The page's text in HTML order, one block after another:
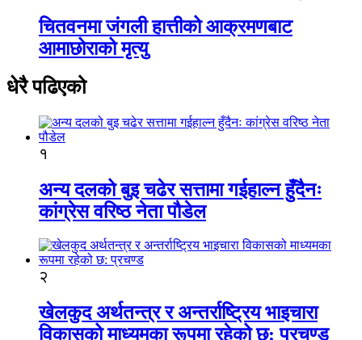
चितवनमा जंगली हात्तीको आक्रमणबाट
आमाछोराको मृत्यु
धेरै पढिएको
१
अन्य दलको बुइ चढेर सत्तामा गईहाल्न हुँदैनः
कांग्रेस वरिष्ठ नेता पौडेल
२
खेलकुद अर्थतन्त्र र अन्तर्राष्ट्रिय भाइचारा
विकासको माध्यमका रूपमा रहेको छ: प्रचण्ड